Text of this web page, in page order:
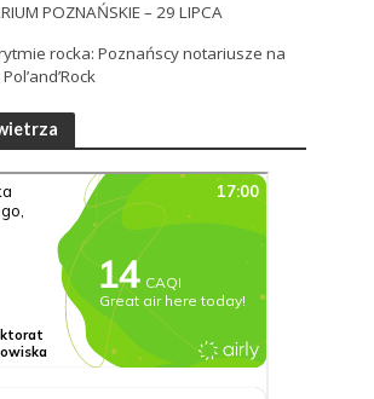
POZNAŃSKIE – 29 LIPCA
rocka: Poznańscy notariusze na